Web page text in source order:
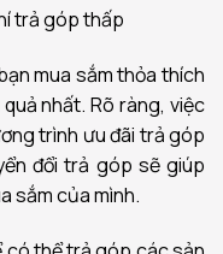
trả góp thấp
mua sắm thỏa thích
nhất. Rõ ràng, việc
trình ưu đãi trả góp
đổi trả góp sẽ giúp
sắm của mình.